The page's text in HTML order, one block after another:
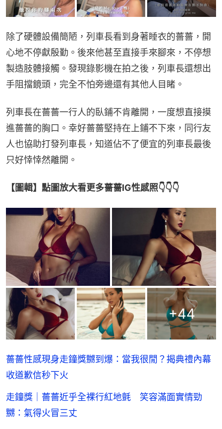
除了硬體設備簡陋，列車長看到身著睡衣的薔薔，開
心地不停獻殷勤。後來他甚至直接手來腳來，不停想
製造肢體接觸。發現錄影機在拍之後，列車長還想出
手阻擋鏡頭，完全不怕旁邊還有其他人目睹。
列車長在薔薔一行人的臥鋪不肯離開，一度想直接摸
進薔薔的胸口。幸好薔薔堅持在上鋪不下來，同行友
人也協助打發列車長，知道佔不了便宜的列車長最後
只好悻悻然離開。
【圖輯】點圖放大看更多薔薔IG性感照👇👇👇
+44
薔薔性感現身走鐘獎嬲到爆：當我很閒？揭典禮內幕
收道歉信秒下火
走鐘獎｜薔薔近乎全裸行紅地氈 笑容滿面實情勁
嬲：氣得火冒三丈